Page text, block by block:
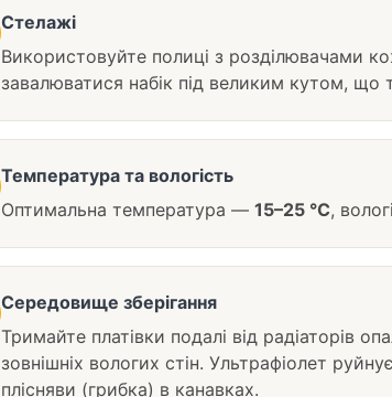
Стелажі
Використовуйте полиці з розділювачами
завалюватися набік під великим кутом, що
Температура та вологість
Оптимальна температура — 15–25 °C,
Середовище зберігання
Тримайте платівки подалі від радіаторів
зовнішніх вологих стін. Ультрафіолет
плісняви (грибка) в канавках.